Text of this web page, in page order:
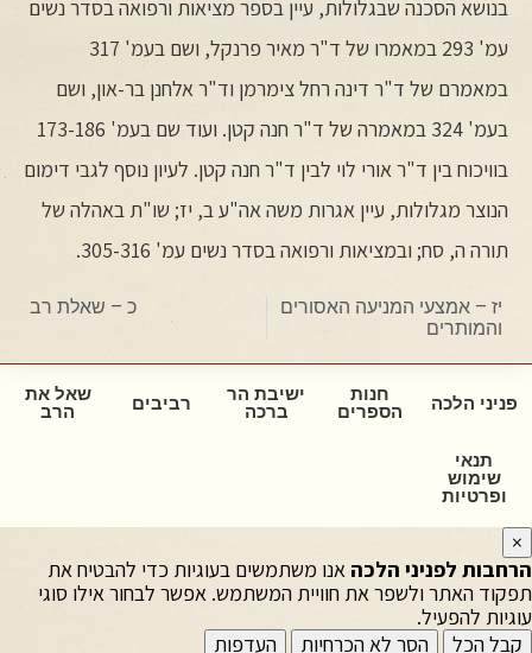
בנושא הסכנה שבגלולות, עיין בספר מציאות ורפואה בסדר נשים
עמ' 293 במאמרו של ד"ר מאיר פרנקל, ושם בעמ' 317
במאמרם של ד"ר דינה רחל צימרמן וד"ר אלחנן בר-און, ושם
בעמ' 324 במאמרה של ד"ר חנה קטן. ועוד שם בעמ' 173-186
בוויכוח בין ד"ר אורי לוי לבין ד"ר חנה קטן. לעיון נוסף לגבי דימום
הנוצר מגלולות, עיין אגרות משה אה"ע ב, יז; שו"ת באהלה של
תורה ה, סח; ובמציאות ורפואה בסדר נשים עמ' 305-316.
יז – אמצעי המניעה האסורים
והמותרים
כ – שאלת רב
פניני הלכה
חנות
הספרים
ישיבת הר
ברכה
רביבים
שאל את
הרב
תנאי
שימוש
ופרטיות
×
הרחבות לפניני הלכה אנו משתמשים בעוגיות כדי להבטיח את
תפקוד האתר ולשפר את חוויית המשתמש. אפשר לבחור אילו סוגי
עוגיות להפעיל.
קבל הכל
הסר לא הכרחיות העדפות